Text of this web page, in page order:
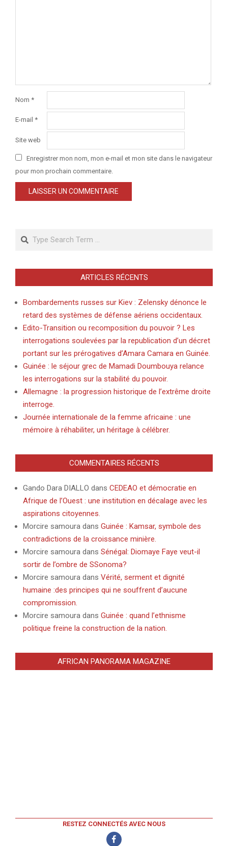
Nom *
E-mail *
Site web
Enregistrer mon nom, mon e-mail et mon site dans le navigateur
pour mon prochain commentaire.
Search
ARTICLES RÉCENTS
Bombardements russes sur Kiev : Zelensky dénonce le
retard des systèmes de défense aériens occidentaux.
Edito-Transition ou recomposition du pouvoir ? Les
interrogations soulevées par la republication d’un décret
portant sur les prérogatives d’Amara Camara en Guinée.
Guinée : le séjour grec de Mamadi Doumbouya relance
les interrogations sur la stabilité du pouvoir.
Allemagne : la progression historique de l’extrême droite
interroge.
Journée internationale de la femme africaine : une
mémoire à réhabiliter, un héritage à célébrer.
COMMENTAIRES RÉCENTS
Gando Dara DIALLO dans CEDEAO et démocratie en
Afrique de l’Ouest : une institution en décalage avec les
aspirations citoyennes.
Morcire samoura dans Guinée : Kamsar, symbole des
contradictions de la croissance minière.
Morcire samoura dans Sénégal: Diomaye Faye veut-il
sortir de l’ombre de SSonoma?
Morcire samoura dans Vérité, serment et dignité
humaine :des principes qui ne souffrent d’aucune
compromission.
Morcire samoura dans Guinée : quand l’ethnisme
politique freine la construction de la nation.
AFRICAN PANORAMA MAGAZINE
RESTEZ CONNECTÉS AVEC NOUS